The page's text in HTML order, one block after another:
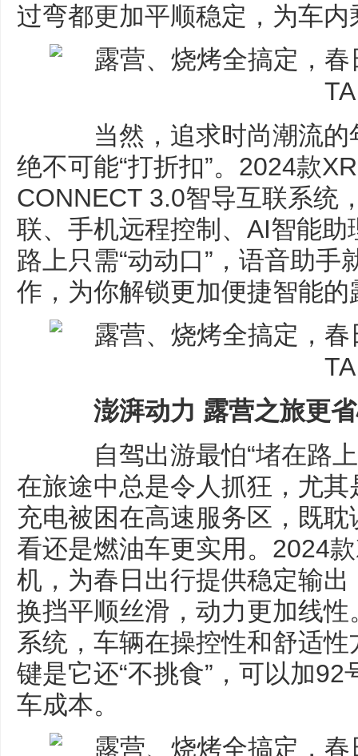
过弯都更加平顺稳定，为车
当然，追求时尚潮流的
绝不可能“打折扣”。2024款
CONNECT 3.0智导互联系统
联、手机远程控制、AI智能
路上只需“动动口”，语音助
作，为你解锁更加便捷智能的
澎湃动力 露营之旅更
自驾出游最怕“堵在路上
在旅途中总是令人抓狂，尤
充电被困在高速服务区，既
看还是燃油车更实用。2024
机，为春日出行提供稳定输
换挡平顺丝滑，动力更加线
系统，车辆在操控性和舒适
键是它还“不挑食”，可以加
车成本。